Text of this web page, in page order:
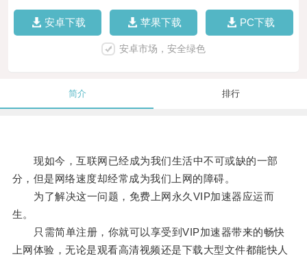
安卓下载 苹果下载 PC下载
安卓市场，安全绿色
简介 排行
现如今，互联网已经成为我们生活中不可或缺的一部
分，但是网络速度却经常成为我们上网的障碍。
为了解决这一问题，免费上网永久VIP加速器应运而
生。
只需简单注册，你就可以享受到VIP加速器带来的畅快
上网体验，无论是观看高清视频还是下载大型文件都能快人